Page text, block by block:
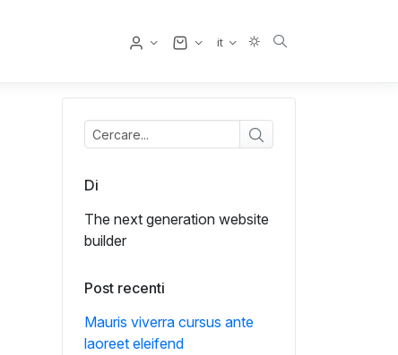
Utente it
Di
The next generation website
builder
Post recenti
Mauris viverra cursus ante
laoreet eleifend